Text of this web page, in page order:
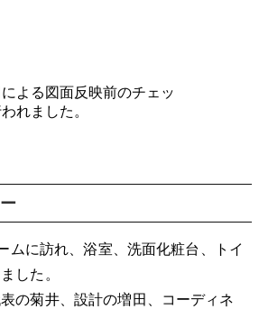
よる図面反映前のチェッ
れました。
ムに訪れ、浴室、洗面化粧台、トイ
した。
の菊井、設計の増田、コーディネ